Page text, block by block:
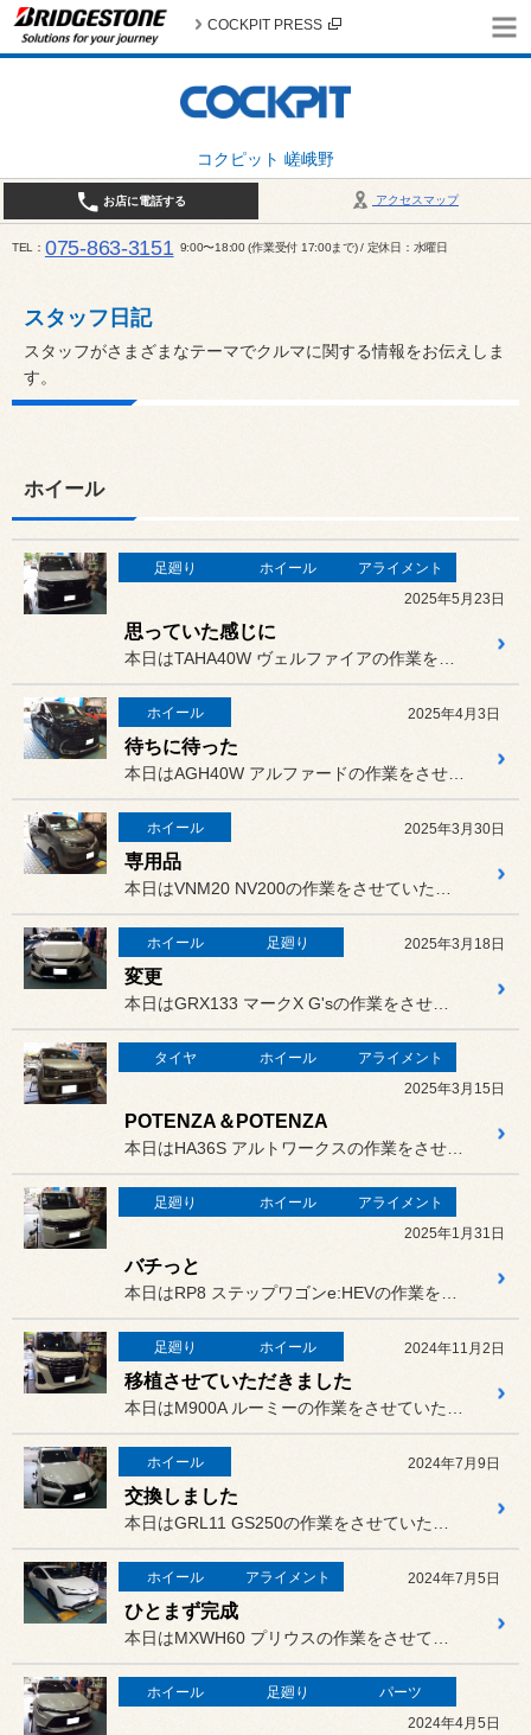
コクピット 嵯峨野
COCKPIT PRESS
アクセスマップ
お店に電話する
TEL 075-863-3151 9:00〜18:00 (作業受付 17:00まで) / 定休日：水曜日
スタッフ日記
スタッフがさまざまなテーマでクルマに関する情報をお伝えしま
す。
ホイール
足廻り ホイール
アライメント
2025年5月23日
思っていた感じに
ホイール 2025年4月3日
待ちに待った
ホイール 2025年3月30日
専用品
ホイール 足廻り 2025年3月18日
変更
タイヤ ホイール
アライメント
2025年3月15日
POTENZA＆POTENZA
足廻り ホイール
アライメント
2025年1月31日
バチっと
足廻り ホイール 2024年11月2日
移植させていただきました
ホイール 2024年7月9日
交換しました
ホイール アライメント 2024年7月5日
ひとまず完成
ホイール 足廻り
パーツ
2024年4月5日